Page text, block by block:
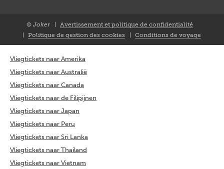
© Joker
Closure
Avertissement et politique de confidentialité
Politique de gestion des cookies
Conditions de voyage
Vliegtickets naar Amerika
Vliegtickets naar Australië
Vliegtickets naar Canada
Vliegtickets naar de Filipijnen
Vliegtickets naar Japan
Vliegtickets naar Peru
Vliegtickets naar Sri Lanka
Vliegtickets naar Thailand
Vliegtickets naar Vietnam